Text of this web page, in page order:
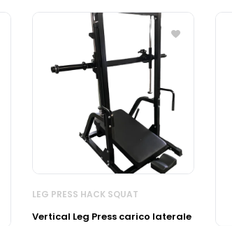
LEG PRESS HACK SQUAT
Vertical Leg Press carico laterale